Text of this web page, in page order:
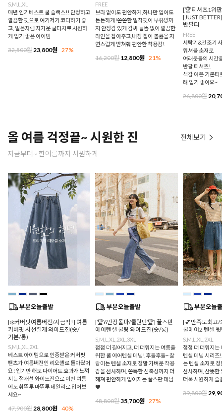
S,M,L,XL
매년 인기베스트 쿨 슬랙스!! 단정하고
깔끔한 핏으로 여기저기 코디하기 좋
고, 얼음처럼 차가운 쿨터치로 시원하
게 입기 좋은 아이템
32,500원 23,800원 27%
FREE
브라 없이도 편안하게,하나만 입어도
든든하게!쫀쫀한 밀착핏이 부유방까
지 안정감 있게 감싸 들뜸 없이 깔끔한
라인을 잡아주고,내장 캡이 볼륨을 자
연스럽게 받쳐줘 편안한 착용감!
16,200원12,800원 21%
[🏆티셔츠1위
[JUST
반팔티
FREE
세탁기&건조기
워셔블 소재로
여러분들의 시간
반팔 티셔츠!
색감 예쁜 기본티
려 입기 좋아요~
26,800원
올 여름 걱정끝~ 시원한 진
지금부터~ 한여름까지 시원하게
전체보기
[❄️커버핏여름버전/지금딱!] 여름
커버핏 사선절개 와이드진(숏/
기본/롱)
S,M,L,XL,2XL
베스트 아이템으로 인증받은 커버핏
팬츠가 여름버전인 리오셀로 돌아왔어
요! 입기만 해도 다이어트 효과가 느껴
지는 절개선 와이드진으로 이번 여름
에도 휘뚜루 마뚜루 데일리로 입어보
세요~
47,900원 28,800원 40%
[🏆6만장돌파/쿨원단🏆] 꿀스판
에어텐셀 쿨링 와이드진(숏/롱)
S,M,L,XL,2XL,3XL
점점 더 길어지고, 더 더워지는 여름을
위한 쿨 에어텐셀 데님! 후들후들~ 찰
랑이는 텐셀 소재로 정말 가벼운 착용
감을 선사하며, 쫀득한 신축성까지 더
해져 편안하게 입어지는 꿀스판 데님
♥
48,800원35,700원 27%
[💕만족도최고/
쿨에어2 텐셀
S,M,L,XL,2XL
점점 더 더워지는
텐셀 데님 시리즈
는 텐셀 소재로
선사하며, 산뜻한
더욱 시원하게
39,800원